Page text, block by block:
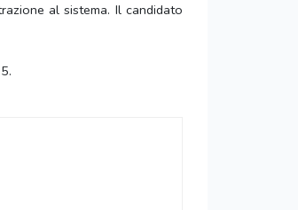
al sistema. Il candidato